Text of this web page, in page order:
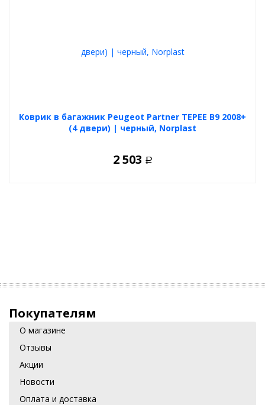
Коврик в багажник Peugeot Partner TEPEE B9 2008+
(4 двери) | черный, Norplast
2 503 Р
Покупателям
О магазине
Отзывы
Акции
Новости
Оплата и доставка